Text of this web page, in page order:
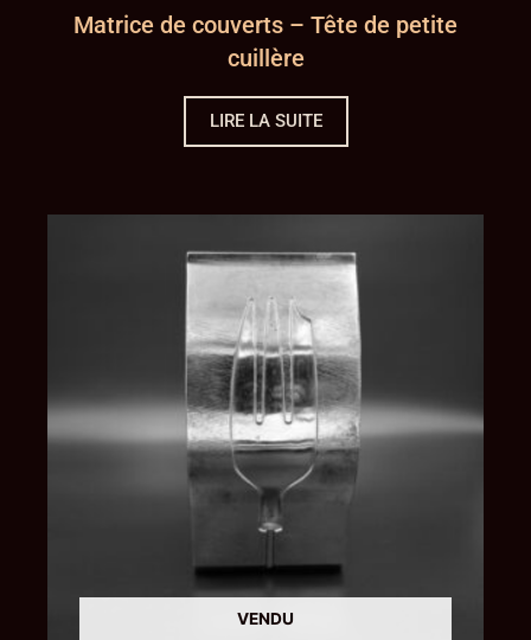
Matrice de couverts – Tête de petite
cuillère
LIRE LA SUITE